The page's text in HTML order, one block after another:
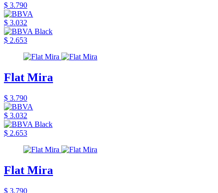
$ 3.790
$ 3.032
$ 2.653
Flat Mira
$ 3.790
$ 3.032
$ 2.653
Flat Mira
$ 3.790